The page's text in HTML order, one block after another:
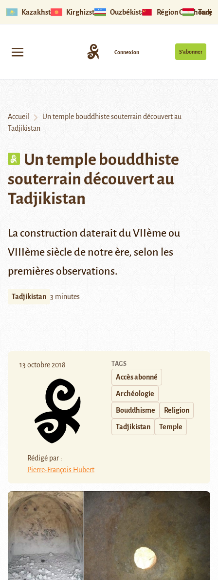
Kazakhstan Kirghizstan Ouzbékistan Région Ouïghoure
S’abonner
Connexion
Accueil
Un temple bouddhiste souterrain découvert au
Tadjikistan
Un temple bouddhiste
souterrain découvert au
Tadjikistan
La construction daterait du VIIème ou
VIIIème siècle de notre ère, selon les
premières observations.
Tadjikistan 3 minutes
13 octobre 2018
Rédigé par :
Pierre-François Hubert
TAGS
Accès abonné
Archéologie
Bouddhisme Religion
Tadjikistan Temple